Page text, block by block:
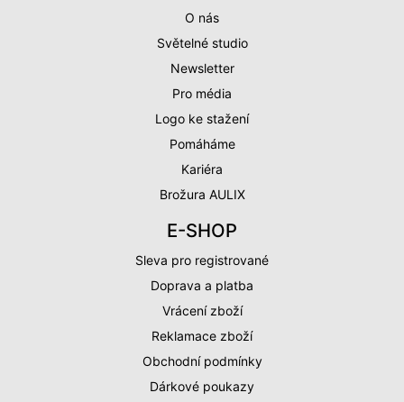
O nás
Světelné studio
Newsletter
Pro média
Logo ke stažení
Pomáháme
Kariéra
Brožura AULIX
E-SHOP
Sleva pro registrované
Doprava a platba
Vrácení zboží
Reklamace zboží
Obchodní podmínky
Dárkové poukazy